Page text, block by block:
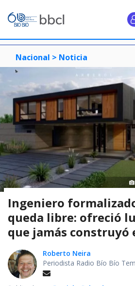
Nacional > Noticia
Ingeniero
queda libre: ofreció
que jamás construyó
Roberto Neira
Periodista Radio Bío Bío